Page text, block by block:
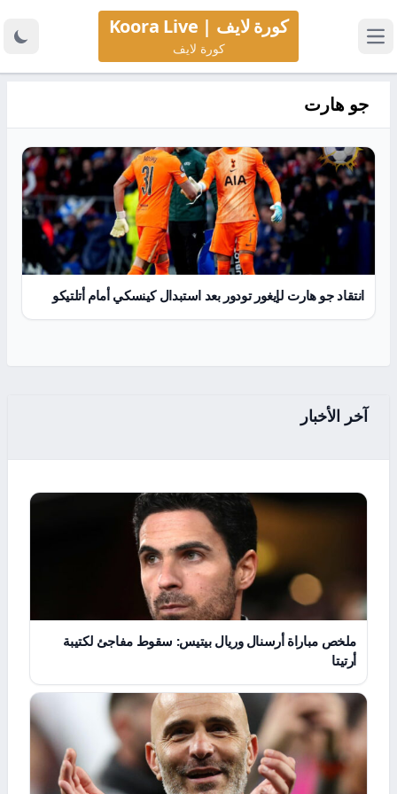
كورة لايف | Koora Live
كورة لايف
جو هارت
انتقاد جو هارت لإيغور تودور بعد استبدال كينسكي أمام أتلتيكو
آخر الأخبار
ملخص مباراة أرسنال وريال بيتيس: سقوط مفاجئ لكتيبة
أرتيتا